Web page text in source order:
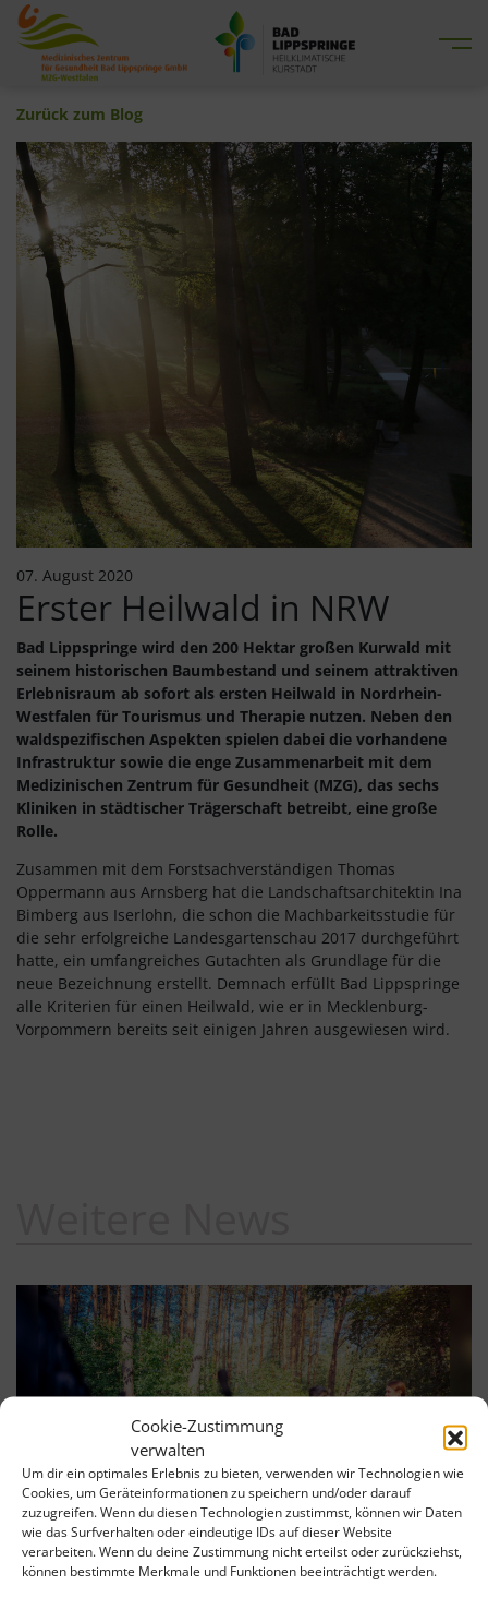
Cookie-Zustimmung
verwalten
Um dir ein optimales Erlebnis zu bieten, verwenden wir Technologien wie
Cookies, um Geräteinformationen zu speichern und/oder darauf
zuzugreifen. Wenn du diesen Technologien zustimmst, können wir Daten
wie das Surfverhalten oder eindeutige IDs auf dieser Website
verarbeiten. Wenn du deine Zustimmung nicht erteilst oder zurückziehst,
können bestimmte Merkmale und Funktionen beeinträchtigt werden.
Zurück zum Blog
07. August 2020
Erster Heilwald in NRW
Bad Lippspringe wird den 200 Hektar großen Kurwald mit
seinem historischen Baumbestand und seinem attraktiven
Erlebnisraum ab sofort als ersten Heilwald in Nordrhein-
Westfalen für Tourismus und Therapie nutzen. Neben den
waldspezifischen Aspekten spielen dabei die vorhandene
Infrastruktur sowie die enge Zusammenarbeit mit dem
Medizinischen Zentrum für Gesundheit (MZG), das sechs
Kliniken in städtischer Trägerschaft betreibt, eine große
Rolle.
Zusammen mit dem Forstsachverständigen Thomas
Oppermann aus Arnsberg hat die Landschaftsarchitektin Ina
Bimberg aus Iserlohn, die schon die Machbarkeitsstudie für
die sehr erfolgreiche Landesgartenschau 2017 durchgeführt
hatte, ein umfangreiches Gutachten als Grundlage für die
neue Bezeichnung erstellt. Demnach erfüllt Bad Lippspringe
alle Kriterien für einen Heilwald, wie er in Mecklenburg-
Vorpommern bereits seit einigen Jahren ausgewiesen wird.